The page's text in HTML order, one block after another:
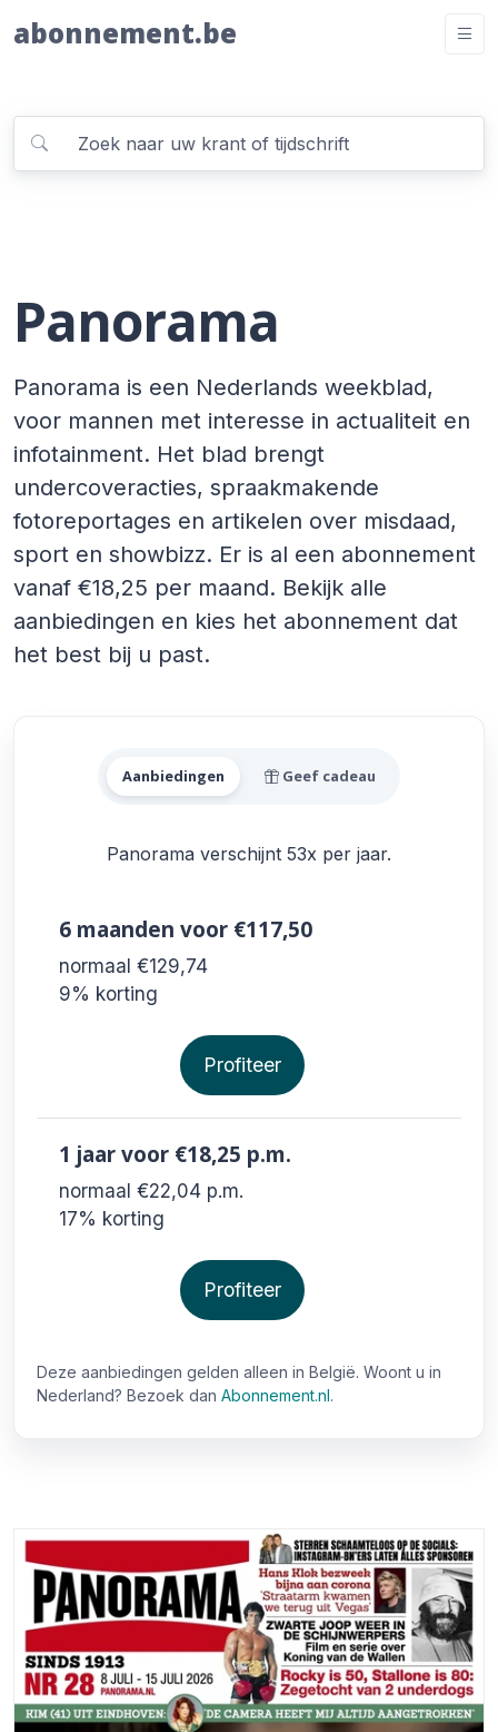
abonnement.be
Panorama
Panorama is een Nederlands weekblad,
voor mannen met interesse in actualiteit en
infotainment. Het blad brengt
undercoveracties, spraakmakende
fotoreportages en artikelen over misdaad,
sport en showbizz. Er is al een abonnement
vanaf €18,25 per maand. Bekijk alle
aanbiedingen en kies het abonnement dat
het best bij u past.
Alle Panorama
Aanbiedingen Geef cadeau
Panorama verschijnt 53x per jaar.
6 maanden voor €117,50
normaal €129,74
9% korting
Profiteer
1 jaarvoor €18,25 p.m.
normaal €22,04 p.m.
17% korting
Profiteer
Deze aanbiedingen gelden alleen in België. Woont u in
Nederland? Bezoek dan Abonnement.nl.